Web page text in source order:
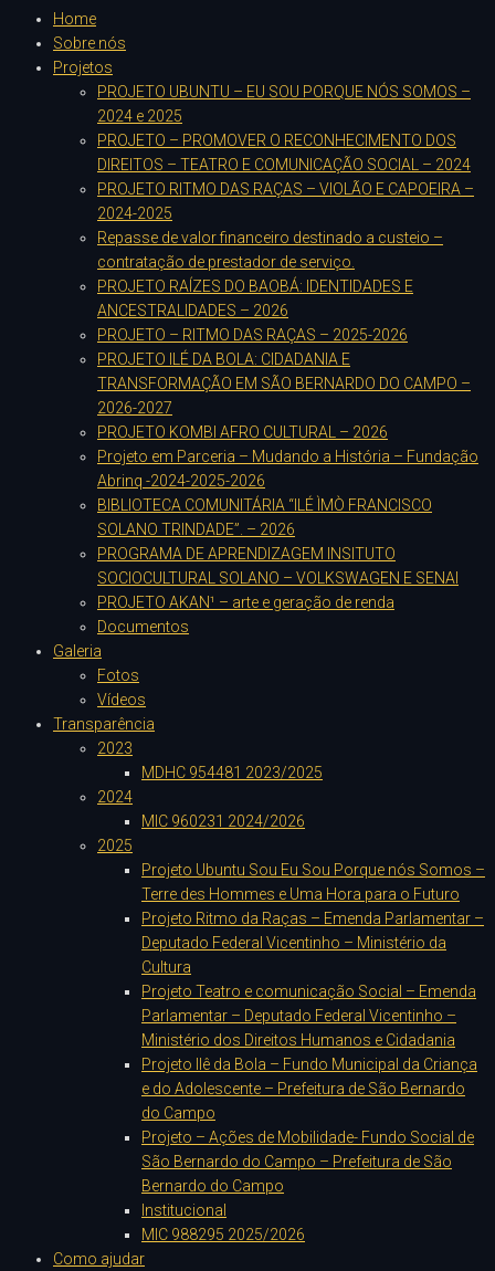
Home
Sobre nós
Projetos
PROJETO UBUNTU – EU SOU PORQUE NÓS SOMOS –
2024 e 2025
PROJETO – PROMOVER O RECONHECIMENTO DOS
DIREITOS – TEATRO E COMUNICAÇÃO SOCIAL – 2024
PROJETO RITMO DAS RAÇAS – VIOLÃO E CAPOEIRA –
2024-2025
Repasse de valor financeiro destinado a custeio –
contratação de prestador de serviço.
PROJETO RAÍZES DO BAOBÁ: IDENTIDADES E
ANCESTRALIDADES – 2026
PROJETO – RITMO DAS RAÇAS – 2025-2026
PROJETO ILÉ DA BOLA: CIDADANIA E
TRANSFORMAÇÃO EM SÃO BERNARDO DO CAMPO –
2026-2027
PROJETO KOMBI AFRO CULTURAL – 2026
Projeto em Parceria – Mudando a História – Fundação
Abrinq -2024-2025-2026
BIBLIOTECA COMUNITÁRIA “ILÉ ÌMÒ FRANCISCO
SOLANO TRINDADE”. – 2026
PROGRAMA DE APRENDIZAGEM INSITUTO
SOCIOCULTURAL SOLANO – VOLKSWAGEN E SENAI
PROJETO AKAN¹ – arte e geração de renda
Documentos
Galeria
Fotos
Vídeos
Transparência
2023
MDHC 954481 2023/2025
2024
MIC 960231 2024/2026
2025
Projeto Ubuntu Sou Eu Sou Porque nós Somos –
Terre des Hommes e Uma Hora para o Futuro
Projeto Ritmo da Raças – Emenda Parlamentar –
Deputado Federal Vicentinho – Ministério da
Cultura
Projeto Teatro e comunicação Social – Emenda
Parlamentar – Deputado Federal Vicentinho –
Ministério dos Direitos Humanos e Cidadania
Projeto Ilê da Bola – Fundo Municipal da Criança
e do Adolescente – Prefeitura de São Bernardo
do Campo
Projeto – Ações de Mobilidade- Fundo Social de
São Bernardo do Campo – Prefeitura de São
Bernardo do Campo
Institucional
MIC 988295 2025/2026
Como ajudar